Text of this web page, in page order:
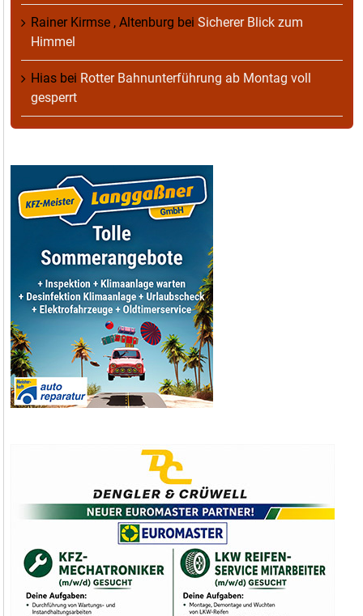
Rainer Kirmse , Altenburg bei Sicherer Blick zum
Himmel
Hias bei Rotter Bahnunterführung ab Montag voll
gesperrt